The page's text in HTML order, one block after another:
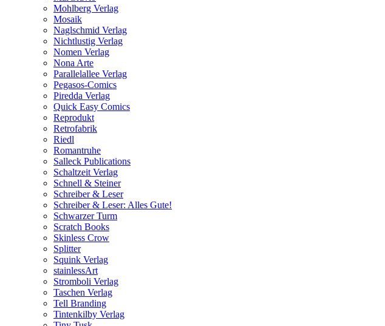
Mohlberg Verlag
Mosaik
Naglschmid Verlag
Nichtlustig Verlag
Nomen Verlag
Nona Arte
Parallelallee Verlag
Pegasos-Comics
Piredda Verlag
Quick Easy Comics
Reprodukt
Retrofabrik
Riedl
Romantruhe
Salleck Publications
Schaltzeit Verlag
Schnell & Steiner
Schreiber & Leser
Schreiber & Leser: Alles Gute!
Schwarzer Turm
Scratch Books
Skinless Crow
Splitter
Squink Verlag
stainlessArt
Stromboli Verlag
Taschen Verlag
Tell Branding
Tintenkilby Verlag